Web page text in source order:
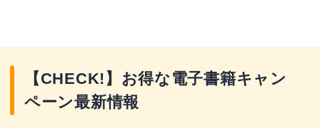
【CHECK!】お得な電子書籍キャン
ペーン最新情報